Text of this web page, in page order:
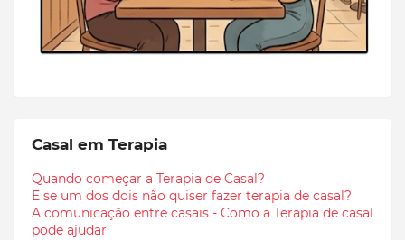
Casal em Terapia
Quando começar a Terapia de Casal?
E se um dos dois não quiser fazer terapia de casal?
A comunicação entre casais - Como a Terapia de casal
pode ajudar